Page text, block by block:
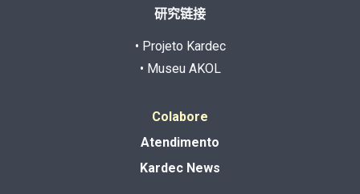
研究链接
• Projeto Kardec
• Museu AKOL
Colabore
Atendimento
Kardec News